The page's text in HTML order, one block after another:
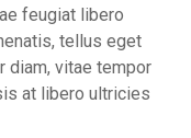
feugiat libero
tellus eget
diam, vitae tempor
at libero ultricies